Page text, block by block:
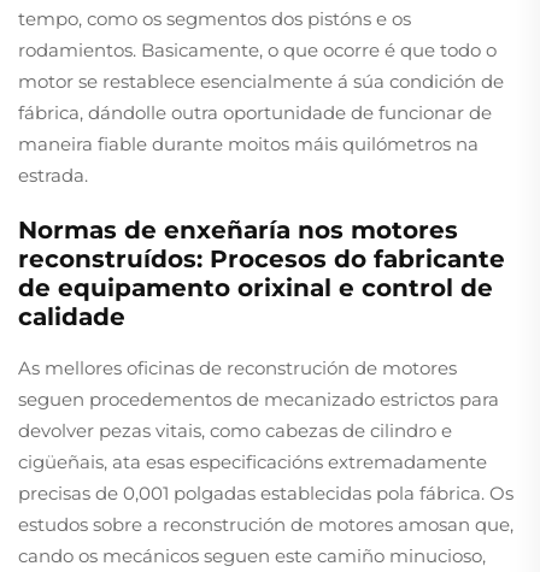
tempo, como os segmentos dos pistóns e os
rodamientos. Basicamente, o que ocorre é que todo o
motor se restablece esencialmente á súa condición de
fábrica, dándolle outra oportunidade de funcionar de
maneira fiable durante moitos máis quilómetros na
estrada.
Normas de enxeñaría nos motores
reconstruídos: Procesos do fabricante
de equipamento orixinal e control de
calidade
As mellores oficinas de reconstrución de motores
seguen procedementos de mecanizado estrictos para
devolver pezas vitais, como cabezas de cilindro e
cigüeñais, ata esas especificacións extremadamente
precisas de 0,001 polgadas establecidas pola fábrica. Os
estudos sobre a reconstrución de motores amosan que,
cando os mecánicos seguen este camiño minucioso,